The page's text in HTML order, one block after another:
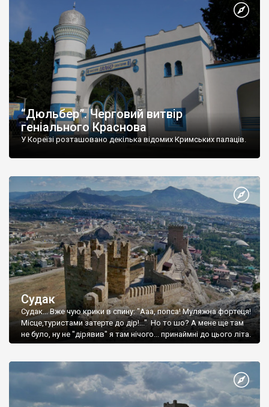
“Дюльбер”. Черговий витвір
геніального Краснова
У Кореїзі розташовано декілька відомих Кримських палаців.
Судак
Судак... Вже чую крики в спину: "Ааа, попса! Муляжна фортеця!
Місце,туристами затерте до дір!..." Но то шо? А мене ще там
не було, ну не "дірявив" я там нічого... принаймні до цього літа.